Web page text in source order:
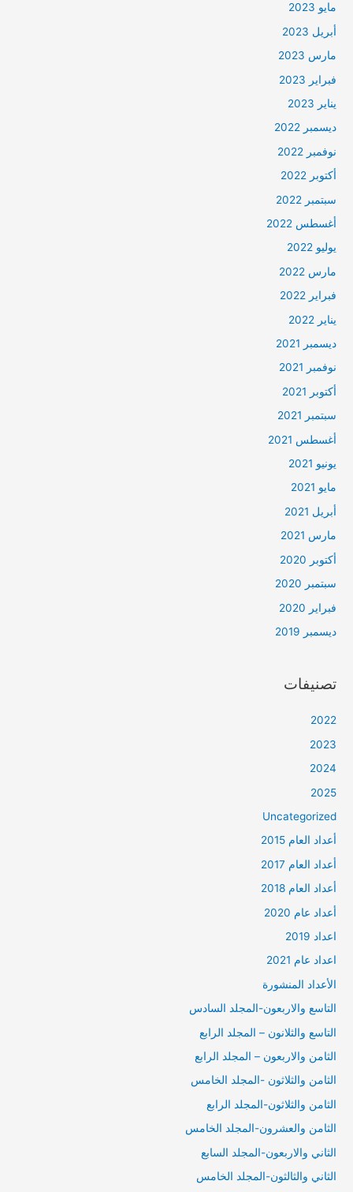
مايو 2023
أبريل 2023
مارس 2023
فبراير 2023
يناير 2023
ديسمبر 2022
نوفمبر 2022
أكتوبر 2022
سبتمبر 2022
أغسطس 2022
يوليو 2022
مارس 2022
فبراير 2022
يناير 2022
ديسمبر 2021
نوفمبر 2021
أكتوبر 2021
سبتمبر 2021
أغسطس 2021
يونيو 2021
مايو 2021
أبريل 2021
مارس 2021
أكتوبر 2020
سبتمبر 2020
فبراير 2020
ديسمبر 2019
تصنيفات
2022
2023
2024
2025
Uncategorized
أعداد العام 2015
أعداد العام 2017
أعداد العام 2018
أعداد عام 2020
اعداد 2019
اعداد عام 2021
الأعداد المنشورة
التاسع والاربعون-المجلد السادس
التاسع والثلانون – المجلد الرابع
الثامن والاربعون – المجلد الرابع
الثامن والثلاثون -المجلد الخامس
الثامن والثلاثون-المجلد الرابع
الثامن والعشرون-المجلد الخامس
الثاني والاربعون-المجلد السابع
الثاني والثالثون-المجلد الخامس